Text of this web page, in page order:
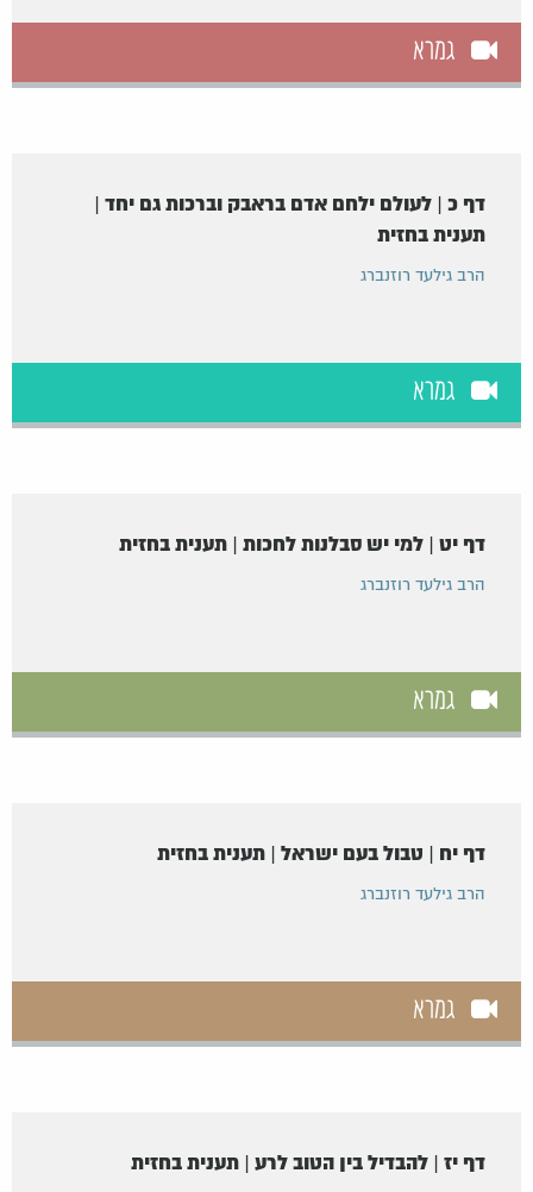
גמרא
דף כ | לעולם ילחם אדם בראבק וברכות גם יחד |
תענית בחזית
הרב גילעד רוזנברג
גמרא
דף יט | למי יש סבלנות לחכות | תענית בחזית
הרב גילעד רוזנברג
גמרא
דף יח | טבול בעם ישראל | תענית בחזית
הרב גילעד רוזנברג
גמרא
דף יז | להבדיל בין הטוב לרע | תענית בחזית